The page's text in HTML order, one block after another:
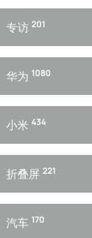
专访 201
华为 1080
小米 434
折叠屏 221
汽车 170